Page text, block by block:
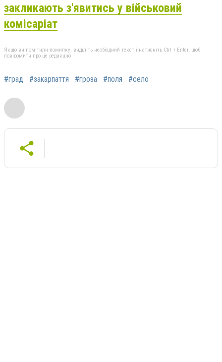
закликають з'явитись у військовий
комісаріат
Якщо ви помітили помилку, виділіть необхідний текст і натисніть Ctrl + Enter, щоб
повідомити про це редакцію
#град #закарпаття #гроза #поля #село